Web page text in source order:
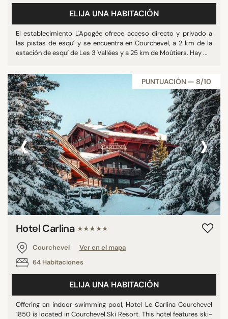
ELIJA UNA HABITACIÓN
El establecimiento L'Apogée ofrece acceso directo y privado a
las pistas de esquí y se encuentra en Courchevel, a 2 km de la
estación de esquí de Les 3 Vallées y a 25 km de Moûtiers. Hay ...
PUNTUACIÓN — 8/10
‹ ›
Hotel Carlina ★★★★★
Courchevel
Ver en el mapa
64 Habitaciones
ELIJA UNA HABITACIÓN
Offering an indoor swimming pool, Hotel Le Carlina Courchevel
1850 is located in Courchevel Ski Resort. This hotel features ski-